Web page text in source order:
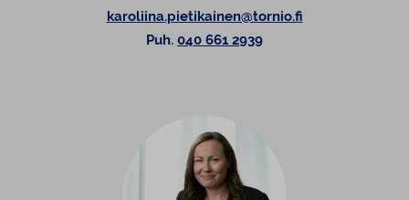
karoliina.pietikainen@tornio.fi
Puh. 040 661 2939